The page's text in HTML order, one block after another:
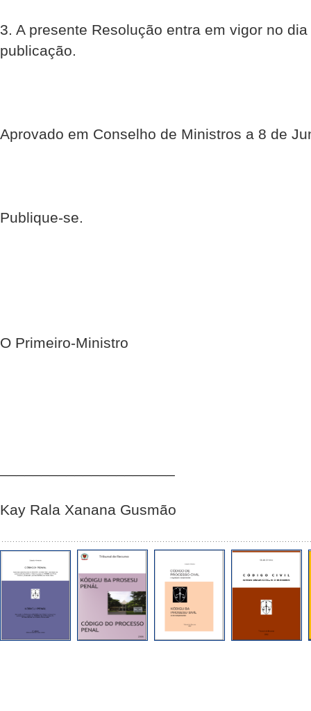
3. A presente Resolução entra em vigor no
publicação.
Aprovado em Conselho de Ministros a 8 de
Publique-se.
O Primeiro-Ministro
Kay Rala Xanana Gusmão